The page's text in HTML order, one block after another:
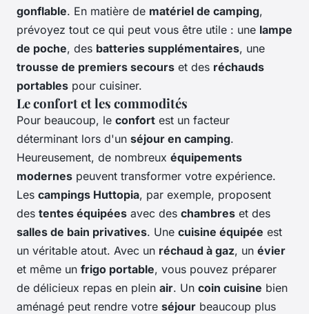
gonflable. En matière de matériel de camping,
prévoyez tout ce qui peut vous être utile : une lampe
de poche, des batteries supplémentaires, une
trousse de premiers secours et des réchauds
portables pour cuisiner.
Le confort et les commodités
Pour beaucoup, le confort est un facteur
déterminant lors d'un séjour en camping.
Heureusement, de nombreux équipements
modernes peuvent transformer votre expérience.
Les campings Huttopia, par exemple, proposent
des tentes équipées avec des chambres et des
salles de bain privatives. Une cuisine équipée est
un véritable atout. Avec un réchaud à gaz, un évier
et même un frigo portable, vous pouvez préparer
de délicieux repas en plein air. Un coin cuisine bien
aménagé peut rendre votre séjour beaucoup plus